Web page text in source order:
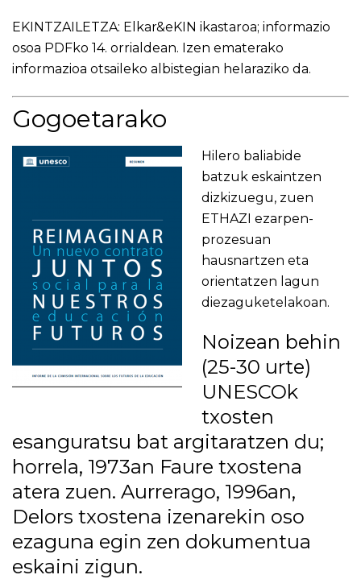
EKINTZAILETZA: Elkar&eKIN ikastaroa; informazio
osoa PDFko 14. orrialdean. Izen ematerako
informazioa otsaileko albistegian helaraziko da.
Gogoetarako
Hilero baliabide
batzuk eskaintzen
dizkizuegu, zuen
ETHAZI ezarpen-
prozesuan
hausnartzen eta
orientatzen lagun
diezaguketelakoan.
Noizean behin
(25-30 urte)
UNESCOk
txosten
esanguratsu bat argitaratzen du;
horrela, 1973an Faure txostena
atera zuen. Aurrerago, 1996an,
Delors txostena izenarekin oso
ezaguna egin zen dokumentua
eskaini zigun.